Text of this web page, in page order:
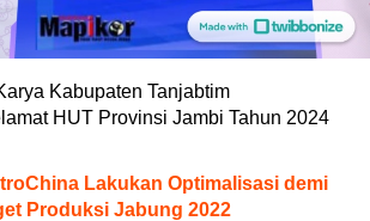
Kabupaten Tanjabtim
HUT Provinsi Jambi Tahun 2024
Lakukan Optimalisasi demi
Produksi Jabung 2022